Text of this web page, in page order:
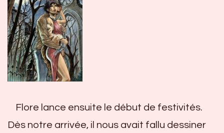
Flore lance ensuite le début de festivités.
Dès notre arrivée, il nous avait fallu dessiner